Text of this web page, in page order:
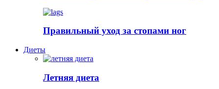
Правильный уход за стопами ног
Диеты
Летняя диета